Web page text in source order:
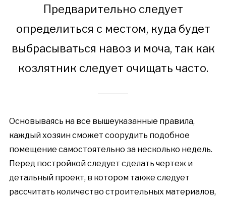
Предварительно следует
определиться с местом, куда будет
выбрасываться навоз и моча, так как
козлятник следует очищать часто.
Основываясь на все вышеуказанные правила,
каждый хозяин сможет соорудить подобное
помещение самостоятельно за несколько недель.
Перед постройкой следует сделать чертеж и
детальный проект, в котором также следует
рассчитать количество строительных материалов,